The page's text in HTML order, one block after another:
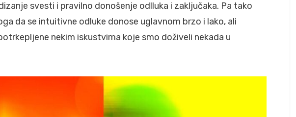
svesti i pravilno donošenje odlluka i zaključaka. Pa tako
da se intuitivne odluke donose uglavnom brzo i lako, ali
nekim iskustvima koje smo doživeli nekada u